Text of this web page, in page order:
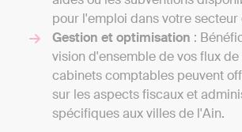
pour l'emploi dans votre secteur
Gestion et optimisation :
vision d'ensemble de vos flux
cabinets comptables peuvent
sur les aspects fiscaux et
spécifiques aux villes de l'Ain.